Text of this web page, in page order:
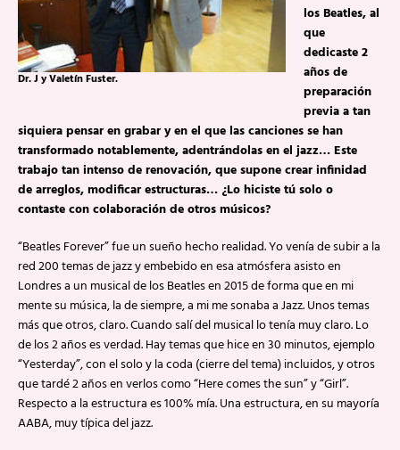
Dr. J y Valetín Fuster.
los Beatles, al
que
dedicaste 2
años de
preparación
previa a tan
siquiera pensar en grabar y en el que las canciones se han
transformado notablemente, adentrándolas en el jazz… Este
trabajo tan intenso de renovación, que supone crear infinidad
de arreglos, modificar estructuras… ¿Lo hiciste tú solo o
contaste con colaboración de otros músicos?
“Beatles Forever” fue un sueño hecho realidad. Yo venía de subir a la
red 200 temas de jazz y embebido en esa atmósfera asisto en
Londres a un musical de los Beatles en 2015 de forma que en mi
mente su música, la de siempre, a mi me sonaba a Jazz. Unos temas
más que otros, claro. Cuando salí del musical lo tenía muy claro. Lo
de los 2 años es verdad. Hay temas que hice en 30 minutos, ejemplo
“Yesterday”, con el solo y la coda (cierre del tema) incluidos, y otros
que tardé 2 años en verlos como “Here comes the sun” y “Girl”.
Respecto a la estructura es 100% mía. Una estructura, en su mayoría
AABA, muy típica del jazz.